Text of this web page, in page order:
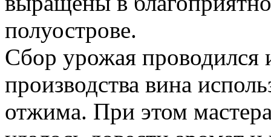
полуострове.
Сбор урожая проводился
производства вина
отжима. При этом